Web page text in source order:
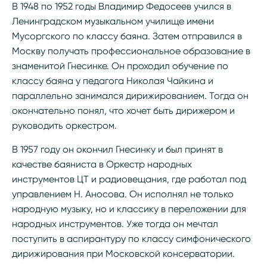
В 1948 по 1952 годы Владимир Федосеев учился в
Ленинградском музыкальном училище имени
Мусоргского по классу баяна. Затем отправился в
Москву получать профессиональное образование в
знаменитой Гнесинке. Он проходил обучение по
классу баяна у педагога Николая Чайкина и
параллельно занимался дирижированием. Тогда он
окончательно понял, что хочет быть дирижером и
руководить оркестром.
В 1957 году он окончил Гнесинку и был принят в
качестве баяниста в Оркестр народных
инструментов ЦТ и радиовещания, где работал под
управлением Н. Аносова. Он исполнял не только
народную музыку, но и классику в переложении для
народных инструментов. Уже тогда он мечтал
поступить в аспирантуру по классу симфонического
дирижирования при Московской консерватории.